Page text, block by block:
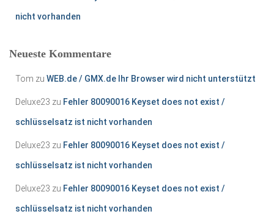
nicht vorhanden
Neueste Kommentare
Tom zu WEB.de / GMX.de Ihr Browser wird nicht unterstützt
Deluxe23 zu Fehler 80090016 Keyset does not exist /
schlüsselsatz ist nicht vorhanden
Deluxe23 zu Fehler 80090016 Keyset does not exist /
schlüsselsatz ist nicht vorhanden
Deluxe23 zu Fehler 80090016 Keyset does not exist /
schlüsselsatz ist nicht vorhanden